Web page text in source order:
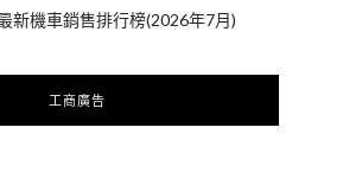
新機車銷售排行榜(2026年7月)
工商廣告